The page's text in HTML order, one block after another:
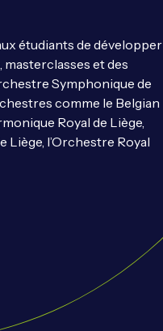
étudiants de développer
et des
Symphonique de
comme le Belgian
Royal de Liège,
Liège, l’Orchestre Royal